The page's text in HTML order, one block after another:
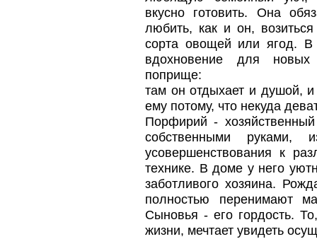
вкусно готовить. Она
любить, как и он,
сорта овощей или ягод.
вдохновение для
поприще:
там он отдыхает и душой,
ему потому, что некуда
Порфирий -
собственными руками,
усовершенствования к
технике. В доме у него
заботливого хозяина.
полностью перенимают
Сыновья - его гордость.
жизни, мечтает увидеть